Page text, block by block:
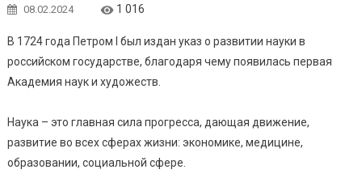
08.02.2024 1 016
В 1724 года Петром I был издан указ о развитии науки в
российском государстве, благодаря чему появилась первая
Академия наук и художеств.
Наука – это главная сила прогресса, дающая движение,
развитие во всех сферах жизни: экономике, медицине,
образовании, социальной сфере.